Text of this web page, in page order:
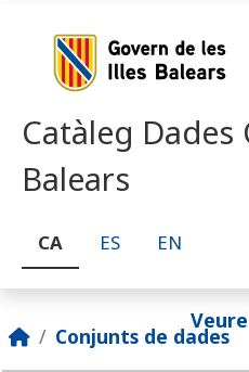
Catàleg Dades
Balears
CA ES EN
Conjunts de dades